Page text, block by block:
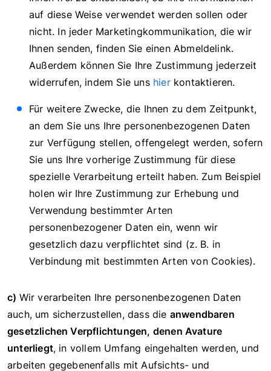
auf diese Weise verwendet werden sollen oder
nicht. In jeder Marketingkommunikation, die wir
Ihnen senden, finden Sie einen Abmeldelink.
Außerdem können Sie Ihre Zustimmung jederzeit
widerrufen, indem Sie uns hierkontaktieren.
Für weitere Zwecke, die Ihnen zu dem Zeitpunkt,
an dem Sie uns Ihre personenbezogenen Daten
zur Verfügung stellen, offengelegt werden, sofern
Sie uns Ihre vorherige Zustimmung für diese
spezielle Verarbeitung erteilt haben. Zum Beispiel
holen wir Ihre Zustimmung zur Erhebung und
Verwendung bestimmter Arten
personenbezogener Daten ein, wenn wir
gesetzlich dazu verpflichtet sind (z. B. in
Verbindung mit bestimmten Arten von Cookies).
c) Wir verarbeiten Ihre personenbezogenen Daten
auch, um sicherzustellen, dass die anwendbaren
gesetzlichen Verpflichtungen, denen Avature
unterliegt, in vollem Umfang eingehalten werden, und
arbeiten gegebenenfalls mit Aufsichts- und